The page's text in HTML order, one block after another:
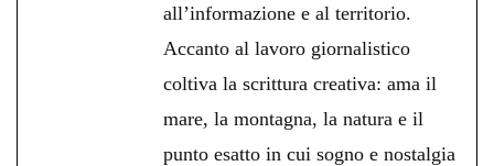
all’informazione e al territorio.
Accanto al lavoro giornalistico
coltiva la scrittura creativa: ama il
mare, la montagna, la natura e il
punto esatto in cui sogno e nostalgia